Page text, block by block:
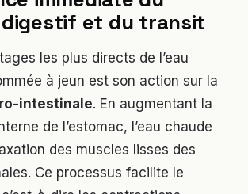
et du transit
les plus directs de l’eau
à jeun est son action sur la
intestinale. En augmentant la
de l’estomac, l’eau chaude
des muscles lisses des
Ce processus facilite le